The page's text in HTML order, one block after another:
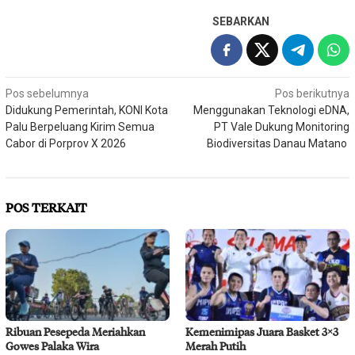
SEBARKAN
Navigasi
pos
Pos sebelumnya
Didukung Pemerintah, KONI Kota
Palu Berpeluang Kirim Semua
Cabor di Porprov X 2026
Pos berikutnya
Menggunakan Teknologi eDNA,
PT Vale Dukung Monitoring
Biodiversitas Danau Matano
POS TERKAIT
Ribuan Pesepeda Meriahkan
Gowes Palaka Wira
Kemenimipas Juara Basket 3×3
Merah Putih